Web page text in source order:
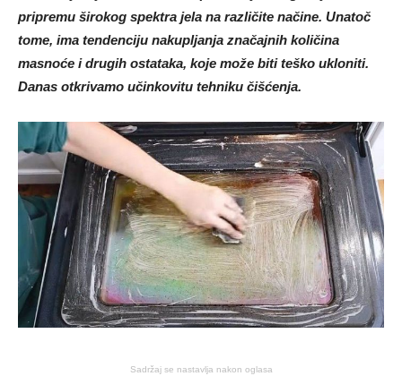
pripremu širokog spektra jela na različite načine. Unatoč
tome, ima tendenciju nakupljanja značajnih količina
masnoće i drugih ostataka, koje može biti teško ukloniti.
Danas otkrivamo učinkovitu tehniku ​​čišćenja.
Sadržaj se nastavlja nakon oglasa